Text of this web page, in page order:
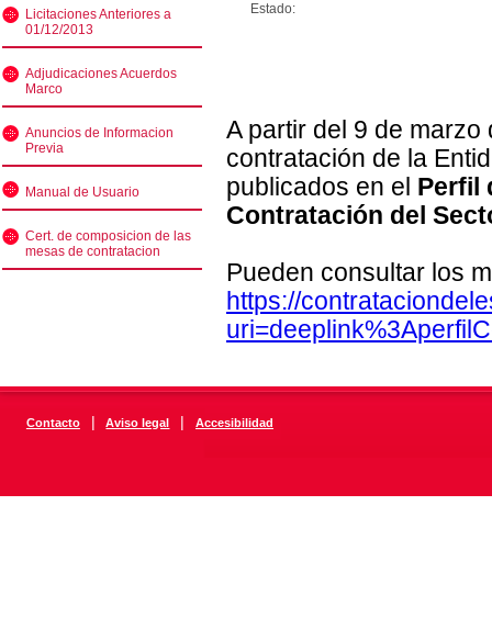
Licitaciones Anteriores a
01/12/2013
Adjudicaciones Acuerdos
Marco
Anuncios de Informacion
Previa
Manual de Usuario
Cert. de composicion de las
mesas de contratacion
Estado:
A partir del 9 de
contratación de la
publicados en el Perfil
Contratación del
Pueden consultar los
https://
Contacto | Aviso legal | Accesibilidad